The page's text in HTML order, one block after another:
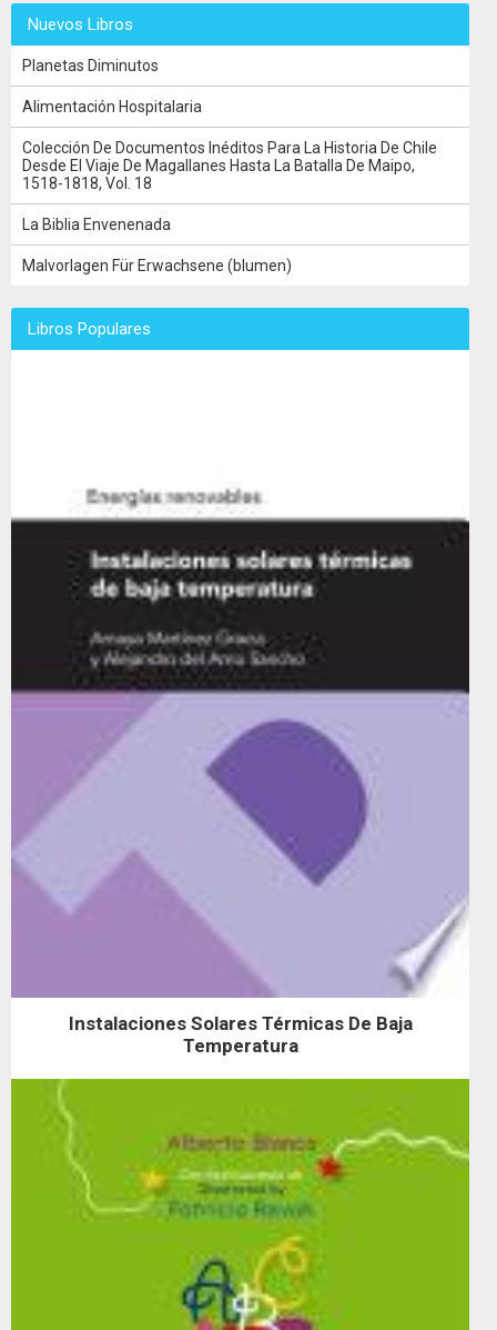
Nuevos Libros
Planetas Diminutos
Alimentación Hospitalaria
Colección De Documentos Inéditos Para La Historia De Chile
Desde El Viaje De Magallanes Hasta La Batalla De Maipo,
1518-1818, Vol. 18
La Biblia Envenenada
Malvorlagen Für Erwachsene (blumen)
Libros Populares
Instalaciones Solares Térmicas De Baja
Temperatura